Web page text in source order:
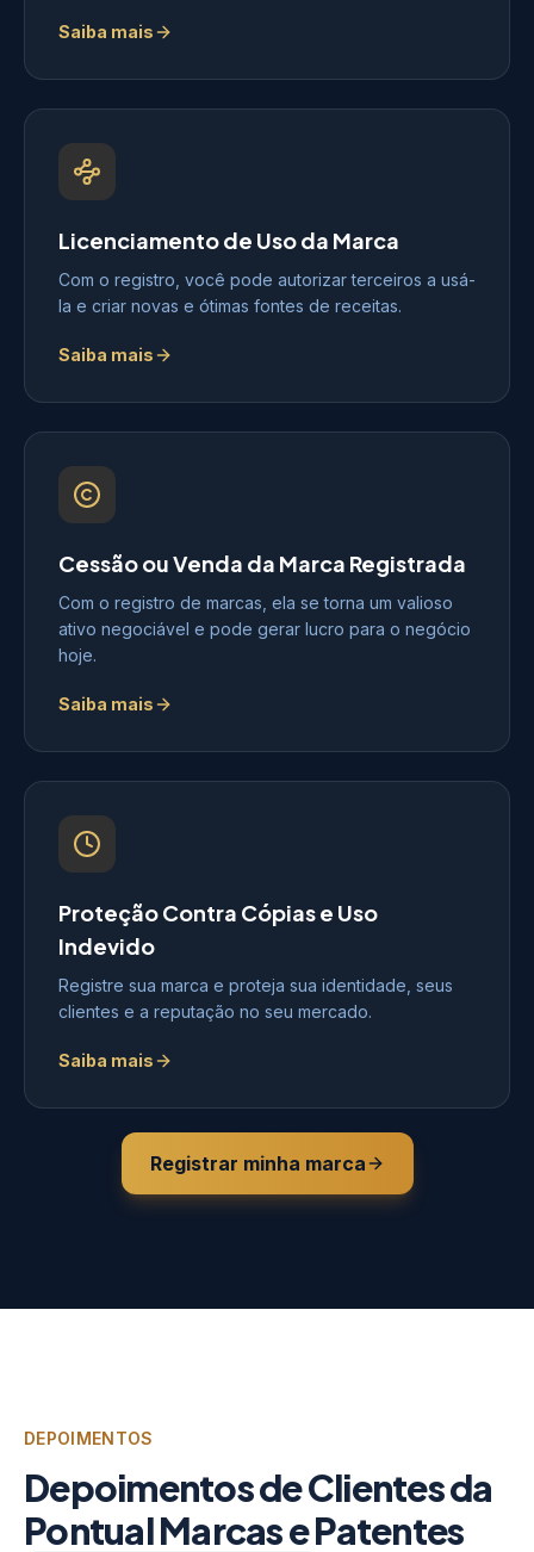
Saiba mais
Licenciamento de Uso da Marca
Com o registro, você pode autorizar terceiros a usá-
la e criar novas e ótimas fontes de receitas.
Saiba mais
Cessão ou Venda da Marca Registrada
Com o registro de marcas, ela se torna um valioso
ativo negociável e pode gerar lucro para o negócio
hoje.
Saiba mais
Proteção Contra Cópias e Uso
Indevido
Registre sua marca e proteja sua identidade, seus
clientes e a reputação no seu mercado.
Saiba mais
Registrar minha marca
DEPOIMENTOS
Depoimentos de Clientes da
Pontual Marcas e Patentes